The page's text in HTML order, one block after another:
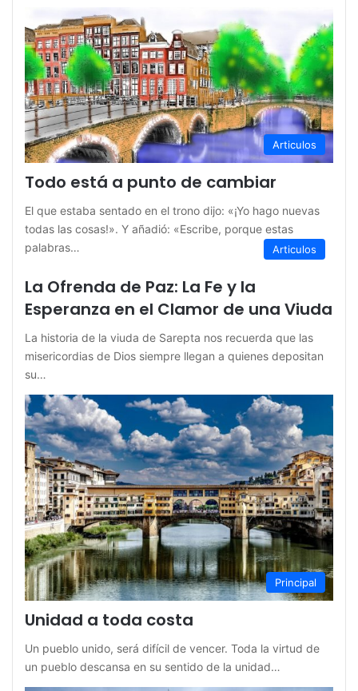
Articulos
Todo está a punto de cambiar
El que estaba sentado en el trono dijo: «¡Yo hago nuevas
todas las cosas!». Y añadió: «Escribe, porque estas
palabras…
Articulos
La Ofrenda de Paz: La Fe y la
Esperanza en el Clamor de una Viuda
La historia de la viuda de Sarepta nos recuerda que las
misericordias de Dios siempre llegan a quienes depositan
su…
Principal
Unidad a toda costa
Un pueblo unido, será difícil de vencer. Toda la virtud de
un pueblo descansa en su sentido de la unidad…